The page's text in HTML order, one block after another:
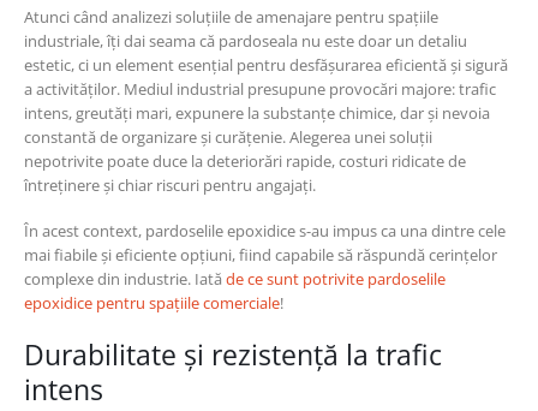
Atunci când analizezi soluțiile de amenajare pentru spațiile
industriale, îți dai seama că pardoseala nu este doar un detaliu
estetic, ci un element esențial pentru desfășurarea eficientă și sigură
a activităților. Mediul industrial presupune provocări majore: trafic
intens, greutăți mari, expunere la substanțe chimice, dar și nevoia
constantă de organizare și curățenie. Alegerea unei soluții
nepotrivite poate duce la deteriorări rapide, costuri ridicate de
întreținere și chiar riscuri pentru angajați.
În acest context, pardoselile epoxidice s-au impus ca una dintre cele
mai fiabile și eficiente opțiuni, fiind capabile să răspundă cerințelor
complexe din industrie. Iată de ce sunt potrivite pardoselile
epoxidice pentru spațiile comerciale!
Durabilitate și rezistență la trafic
intens